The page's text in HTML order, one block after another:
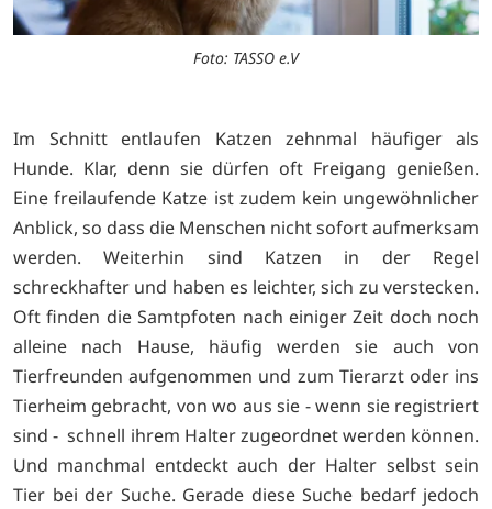
Foto: TASSO e.V
Im Schnitt entlaufen Katzen zehnmal häufiger als
Hunde. Klar, denn sie dürfen oft Freigang genießen.
Eine freilaufende Katze ist zudem kein ungewöhnlicher
Anblick, so dass die Menschen nicht sofort aufmerksam
werden. Weiterhin sind Katzen in der Regel
schreckhafter und haben es leichter, sich zu verstecken.
Oft finden die Samtpfoten nach einiger Zeit doch noch
alleine nach Hause, häufig werden sie auch von
Tierfreunden aufgenommen und zum Tierarzt oder ins
Tierheim gebracht, von wo aus sie - wenn sie registriert
sind - schnell ihrem Halter zugeordnet werden können.
Und manchmal entdeckt auch der Halter selbst sein
Tier bei der Suche. Gerade diese Suche bedarf jedoch